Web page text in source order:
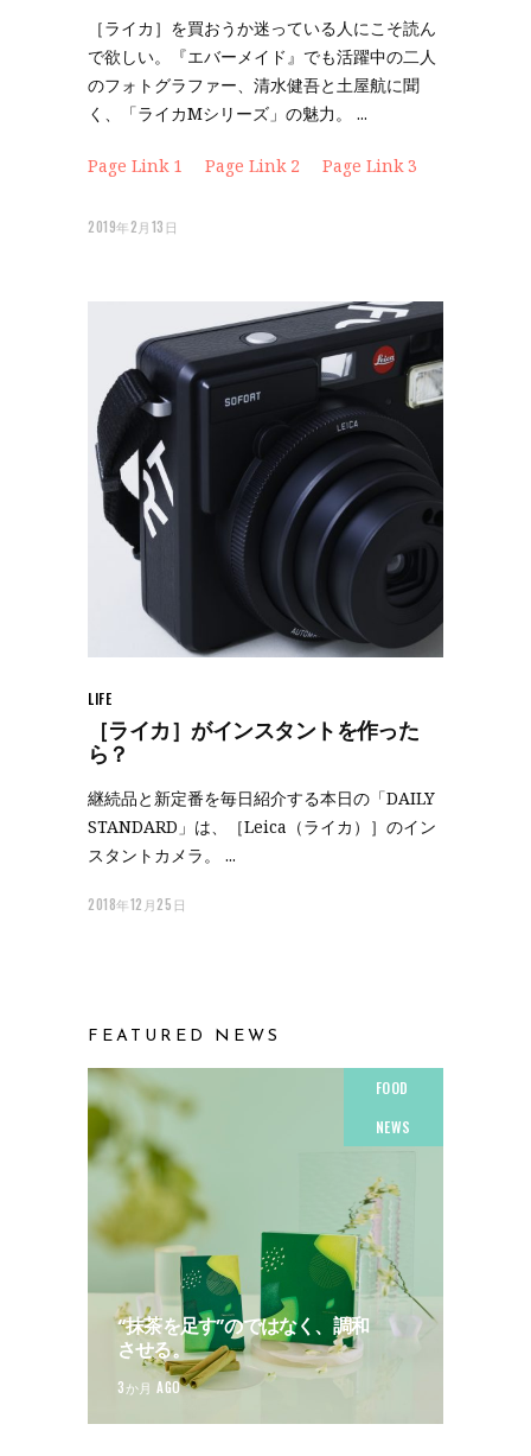
［ライカ］を買おうか迷っている人にこそ読ん
で欲しい。『エバーメイド』でも活躍中の二人
のフォトグラファー、清水健吾と土屋航に聞
く、「ライカMシリーズ」の魅力。
Page Link 1 Page Link 2 Page Link 3
2019年2月13日
LIFE
［ライカ］がインスタントを作った
ら？
継続品と新定番を毎日紹介する本日の「DAILY
STANDARD」は、［Leica（ライカ）］のイン
スタントカメラ。
2018年12月25日
FEATURED NEWS
FOOD
NEWS
“抹茶を足す”のではなく、調和
させる。
3か月 AGO